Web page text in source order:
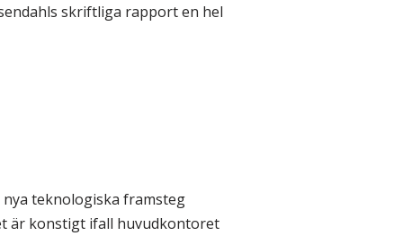
skriftliga rapport en hel
teknologiska framsteg
är konstigt ifall huvudkontoret